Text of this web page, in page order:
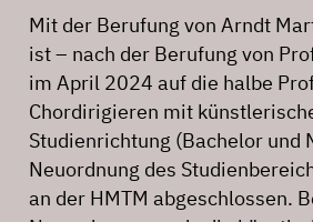
Mit der Berufung von Arndt
ist – nach der Berufung von
im April 2024 auf die halbe
Chordirigieren mit
Studienrichtung (Bachelor und
Neuordnung des
an der HMTM abgeschlossen.